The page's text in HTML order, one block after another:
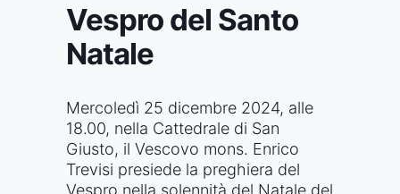
Vespro del Santo
Natale
Mercoledì 25 dicembre 2024, alle
18.00, nella Cattedrale di San
Giusto, il Vescovo mons. Enrico
Trevisi presiede la preghiera del
Vespro nella solennità del Natale del